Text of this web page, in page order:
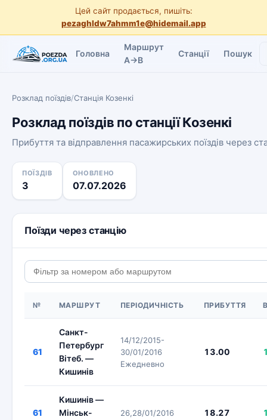
Цей сайт продається, пишіть:
pezaghldw7ahmm1e@hidemail.app
Головна
Маршрут
A→B
Станції Пошук
Розклад поїздів/Станція Козенкі
Розклад поїздів по станції Козенкі
Прибуття та відправлення пасажирських поїздів через
ПОЇЗДІВ
3
ОНОВЛЕНО
07.07.2026
Поїзди через станцію
№ МАРШРУТ ПЕРІОДИЧНІСТЬ ПРИБУТТЯ
61
Санкт-
Петербург
Вітеб. —
Кишинів
14/12/2015-
30/01/2016
Ежедневно
13.00
61
Кишинів —
Мінськ-
26,28/01/2016 18.27